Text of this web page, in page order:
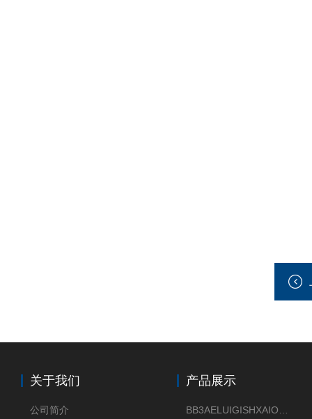
关于我们
公司简介
产品展示